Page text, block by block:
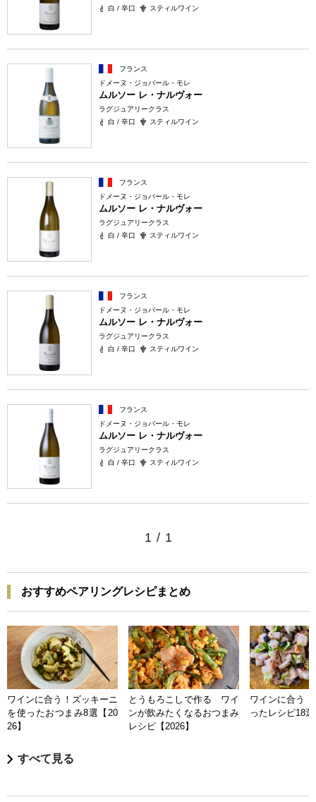
白 / 辛口
スティルワイン
フランス
ドメーヌ・ジョバール・モレ
ムルソー レ・ナルヴォー
ラグジュアリークラス
白 / 辛口
スティルワイン
フランス
ドメーヌ・ジョバール・モレ
ムルソー レ・ナルヴォー
ラグジュアリークラス
白 / 辛口
スティルワイン
フランス
ドメーヌ・ジョバール・モレ
ムルソー レ・ナルヴォー
ラグジュアリークラス
白 / 辛口
スティルワイン
フランス
ドメーヌ・ジョバール・モレ
ムルソー レ・ナルヴォー
ラグジュアリークラス
白 / 辛口
スティルワイン
1 / 1
おすすめペアリングレシピまとめ
ワインに合う！ズッキーニ
を使ったおつまみ8選【20
26】
とうもろこしで作る ワイ
ンが飲みたくなるおつまみ
レシピ【2026】
ワインに合う
ったレシピ18
すべて見る